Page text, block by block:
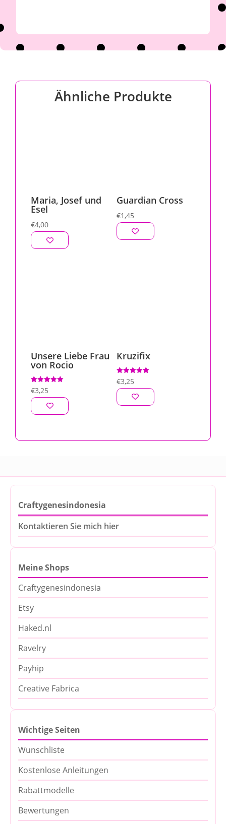
Ähnliche Produkte
Maria, Josef und
Esel
€4,00
Guardian Cross
€1,45
Unsere Liebe Frau
von Rocio
Bewertet mit
5.00
von 5
€3,25
Kruzifix
Bewertet mit
5.00
von 5
€3,25
Craftygenesindonesia
Kontaktieren Sie mich hier
Meine Shops
Craftygenesindonesia
Etsy
Haked.nl
Ravelry
Payhip
Creative Fabrica
Wichtige Seiten
Wunschliste
Kostenlose Anleitungen
Rabattmodelle
Bewertungen